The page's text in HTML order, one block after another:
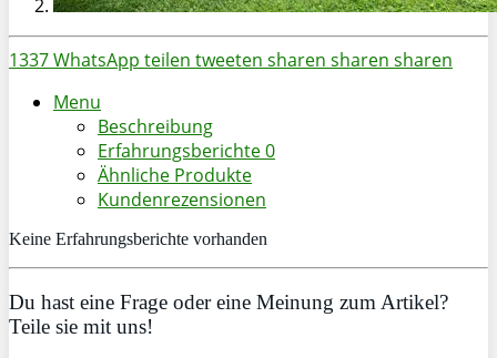
1337WhatsApp teilen tweeten sharen sharen sharen
Menu
Beschreibung
Erfahrungsberichte0
Ähnliche Produkte
Kundenrezensionen
Keine Erfahrungsberichte vorhanden
Du hast eine Frage oder eine Meinung zum Artikel?
Teile sie mit uns!